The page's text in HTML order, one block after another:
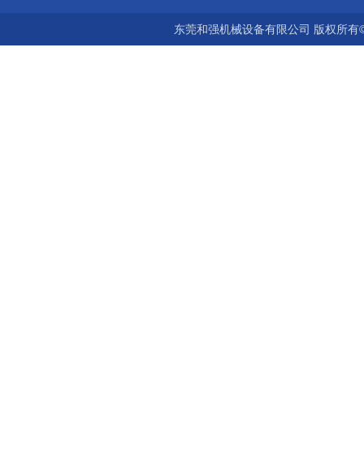
东莞和强机械设备有限公司 版权所